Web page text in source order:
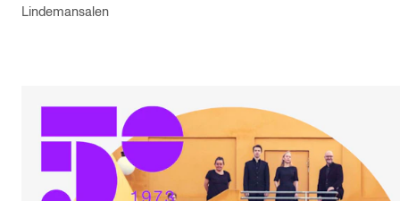
Lindemansalen